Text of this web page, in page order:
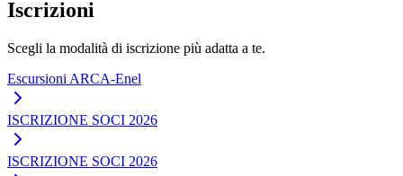
Iscrizioni
Scegli la modalità di iscrizione più adatta a te.
Escursioni ARCA-Enel
ISCRIZIONE SOCI 2026
ISCRIZIONE SOCI 2026